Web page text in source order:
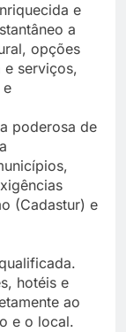
e
a
opções
e serviços,
e
poderosa de
(Cadastur) e
hotéis e
ao
e o local.